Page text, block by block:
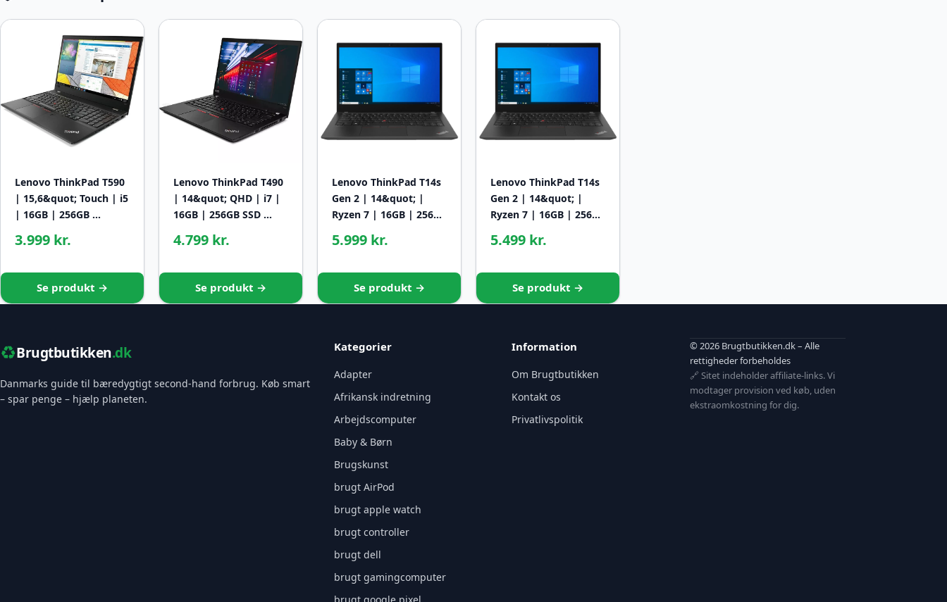
Lenovo ThinkPad T590
| 15,6&quot; Touch | i5
| 16GB | 256GB …
3.999 kr.
Se produkt →
Lenovo ThinkPad T490
| 14&quot; QHD | i7 |
16GB | 256GB SSD …
4.799 kr.
Se produkt →
Lenovo ThinkPad T14s
Gen 2 | 14&quot; |
Ryzen 7 | 16GB | 256…
5.999 kr.
Se produkt →
Lenovo ThinkPad T14s
Gen 2 | 14&quot; |
Ryzen 7 | 16GB | 256…
5.499 kr.
Se produkt →
♻️Brugtbutikken.dk
Danmarks guide til bæredygtigt second-hand forbrug. Køb smart
– spar penge – hjælp planeten.
Kategorier
Adapter
Afrikansk indretning
Arbejdscomputer
Baby & Børn
Brugskunst
brugt AirPod
brugt apple watch
brugt controller
brugt dell
brugt gamingcomputer
brugt google pixel
Information
Om Brugtbutikken
Kontakt os
Privatlivspolitik
© 2026 Brugtbutikken.dk – Alle
rettigheder forbeholdes
🔗 Sitet indeholder affiliate-links. Vi
modtager provision ved køb, uden
ekstraomkostning for dig.